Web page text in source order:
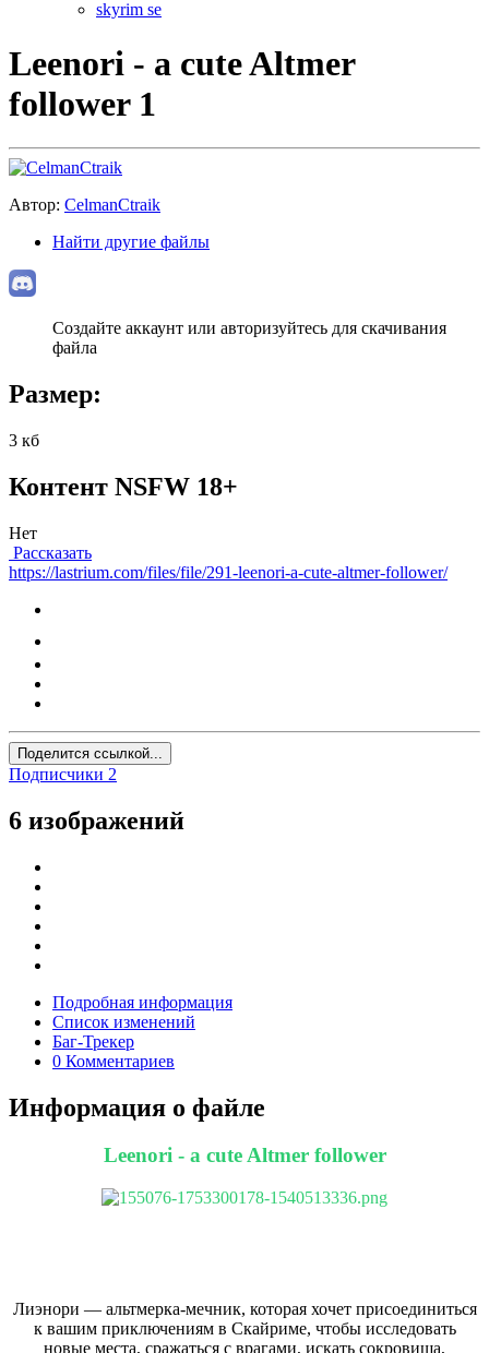
skyrim se
Leenori - a cute Altmer
follower 1
Автор: CelmanCtraik
Найти другие файлы
Создайте аккаунт или авторизуйтесь для скачивания
файла
Размер:
3 кб
Контент NSFW 18+
Нет
Рассказать
https://lastrium.com/files/file/291-leenori-a-cute-altmer-follower/
Поделится ссылкой...
Подписчики 2
6 изображений
Подробная информация
Список изменений
Баг-Трекер
0 Комментариев
Информация о файле
Leenori - a cute Altmer follower
Лиэнори — альтмерка-мечник, которая хочет присоединиться
к вашим приключениям в Скайриме, чтобы исследовать
новые места, сражаться с врагами, искать сокровища,